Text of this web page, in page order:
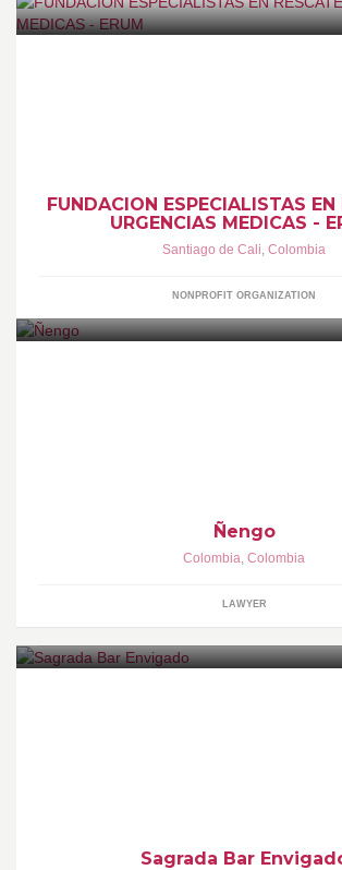
FUNDACION ESPECIALISTAS EN
URGENCIAS MEDICAS -
Santiago de Cali, Colombia
NONPROFIT ORGANIZATION
Ñengo
Colombia, Colombia
LAWYER
Sagrada Bar